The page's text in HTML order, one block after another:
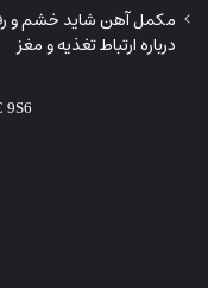
مکمل آهن شاید خشم و
درباره ارتباط تغذیه و مغز
9S6